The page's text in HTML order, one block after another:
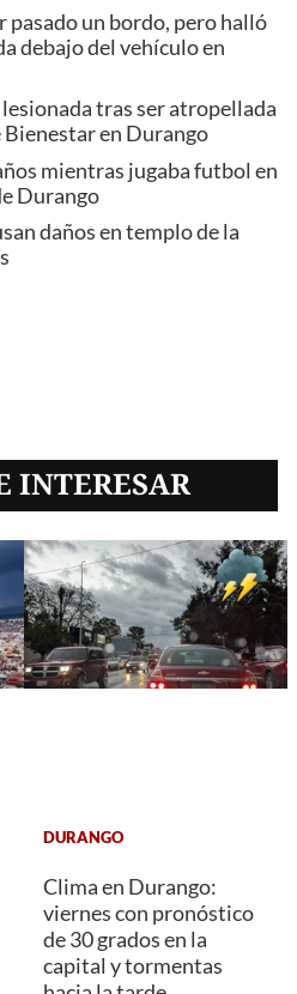
pasado un bordo, pero halló
debajo del vehículo en
tras ser atropellada
en Durango
mientras jugaba futbol en
Durango
daños en templo de la
INTERESAR
DURANGO
Clima en Durango:
viernes con pronóstico
de 30 grados en la
capital y tormentas